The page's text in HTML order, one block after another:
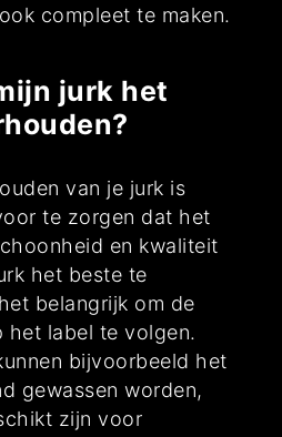
compleet te maken.
jurk het
van je jurk is
te zorgen dat het
en kwaliteit
het beste te
belangrijk om de
het label te volgen.
bijvoorbeeld het
gewassen worden,
zijn voor